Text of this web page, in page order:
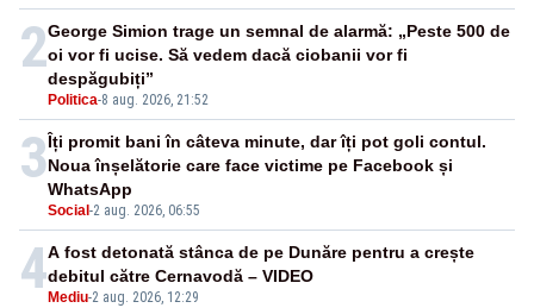
2
Politica-8 aug. 2026, 21:52
George Simion trage un semnal de alarmă: „Peste 500 de
oi vor fi ucise. Să vedem dacă ciobanii vor fi
despăgubiți”
3
Social -2 aug. 2026, 06:55
Îți promit bani în câteva minute, dar îți pot goli contul.
Noua înșelătorie care face victime pe Facebook și
WhatsApp
4 Mediu-2 aug. 2026, 12:29
A fost detonată stânca de pe Dunăre pentru a crește
debitul către Cernavodă – VIDEO